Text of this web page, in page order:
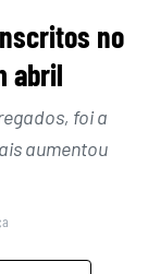
no
abril
foi a
aumentou